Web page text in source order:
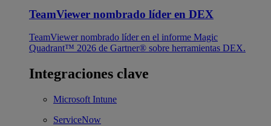
TeamViewer nombrado líder en DEX
TeamViewer nombrado líder en el informe Magic
Quadrant™ 2026 de Gartner® sobre herramientas DEX.
Integraciones clave
Microsoft Intune
ServiceNow